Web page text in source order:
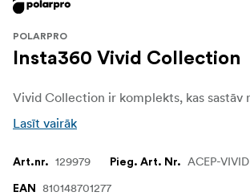
POLARPRO
Insta360 Vivid Collection
Lasīt vairāk
Art.nr. 129979 Pieg. Art. Nr. ACEP-VIVID
EAN 810148701277